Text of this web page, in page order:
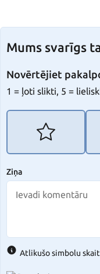
Mums svarīgs
Novērtējiet
1 = ļoti slikti, 5 =
Ziņa
Atlikušo simbolu